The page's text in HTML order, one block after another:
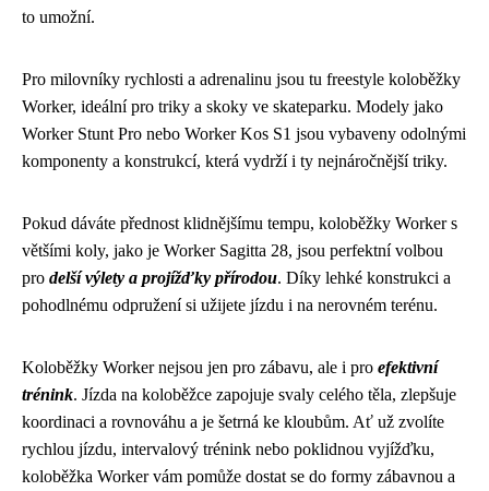
to umožní.
Pro milovníky rychlosti a adrenalinu jsou tu freestyle koloběžky
Worker, ideální pro triky a skoky ve skateparku. Modely jako
Worker Stunt Pro nebo Worker Kos S1 jsou vybaveny odolnými
komponenty a konstrukcí, která vydrží i ty nejnáročnější triky.
Pokud dáváte přednost klidnějšímu tempu, koloběžky Worker s
většími koly, jako je Worker Sagitta 28, jsou perfektní volbou
pro delší výlety a projížďky přírodou. Díky lehké konstrukci a
pohodlnému odpružení si užijete jízdu i na nerovném terénu.
Koloběžky Worker nejsou jen pro zábavu, ale i pro efektivní
trénink. Jízda na koloběžce zapojuje svaly celého těla, zlepšuje
koordinaci a rovnováhu a je šetrná ke kloubům. Ať už zvolíte
rychlou jízdu, intervalový trénink nebo poklidnou vyjížďku,
koloběžka Worker vám pomůže dostat se do formy zábavnou a